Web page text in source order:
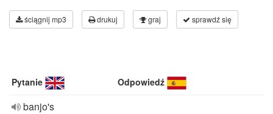
ściągnij mp3 drukuj graj sprawdź się
Pytanie Odpowiedź
banjo's